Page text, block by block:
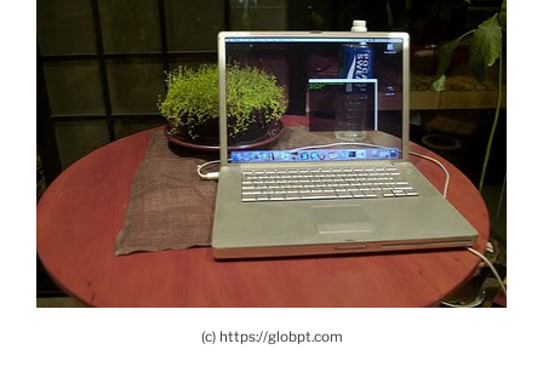
(c) https://globpt.com